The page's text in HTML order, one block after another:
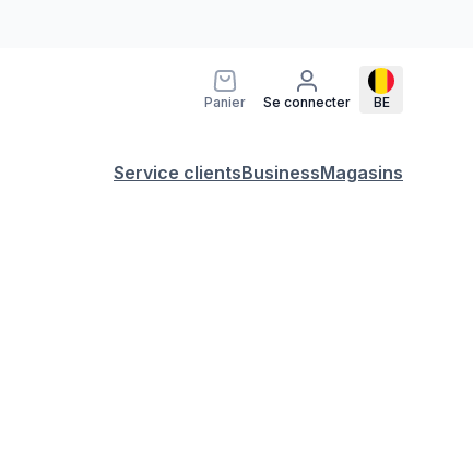
Panier Se connecter BE
Service clientsBusinessMagasins